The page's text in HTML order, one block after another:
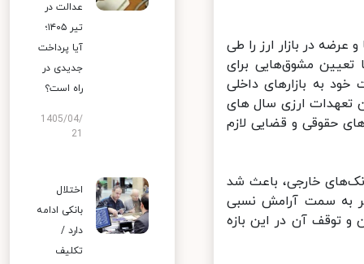
در بازار ارز را طی
با تعیین مشوق‌هایی برای
به بازارهای داخلی
نسبت به بازگرداندن تعهدات ارزی سال های
حقوقی و قضایی لازم
خارجی، باعث شد
به سمت آرامش نسبی
۲۵ هزار تومان به حدود ۲۰ هزار تومان و توقف آن در این بازه
عدالت در
تیر ۱۴۰۵؛
آیا پرداخت
جدیدی در
راه است؟
1405/04/
اختلال
بانکی ادامه
دارد /
تکلیف